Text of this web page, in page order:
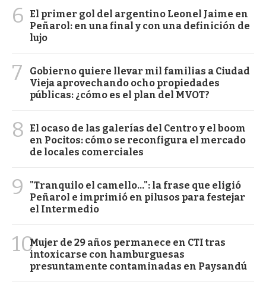
6
El primer gol del argentino Leonel Jaime en
Peñarol: en una final y con una definición de
lujo
7
Gobierno quiere llevar mil familias a Ciudad
Vieja aprovechando ocho propiedades
públicas: ¿cómo es el plan del MVOT?
8
El ocaso de las galerías del Centro y el boom
en Pocitos: cómo se reconfigura el mercado
de locales comerciales
9
"Tranquilo el camello...": la frase que eligió
Peñarol e imprimió en pilusos para festejar
el Intermedio
10Mujer de 29 años permanece en CTI tras
intoxicarse con hamburguesas
presuntamente contaminadas en Paysandú